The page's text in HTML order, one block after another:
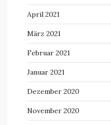
April 2021
März 2021
Februar 2021
Januar 2021
Dezember 2020
November 2020